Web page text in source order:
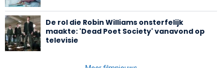
De rol die Robin Williams onsterfelijk
maakte: 'Dead Poet Society' vanavond op
televisie